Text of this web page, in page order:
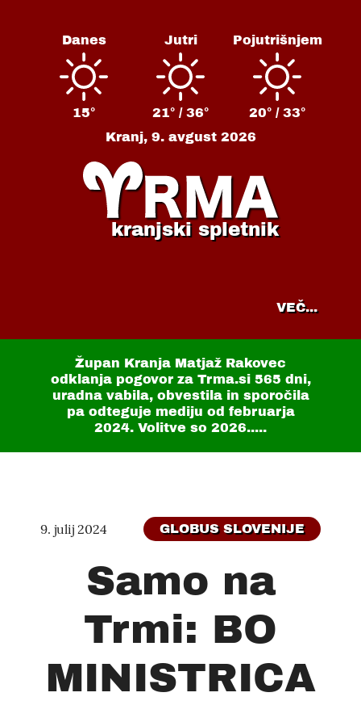
Danes
15°
Jutri
21° / 36°
Pojutrišnjem
20° / 33°
Kranj, 9. avgust 2026
kranjski spletnik
VEČ...
Župan Kranja Matjaž Rakovec
odklanja pogovor za Trma.si 565 dni,
uradna vabila, obvestila in sporočila
pa odteguje mediju od februarja
2024. Volitve so 2026.....
9. julij 2024 GLOBUS SLOVENIJE
Samo na
Trmi: BO
MINISTRICA